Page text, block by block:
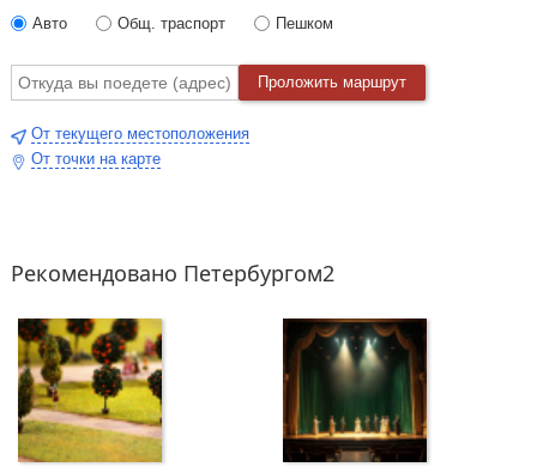
Авто Общ. траспорт Пешком
Проложить маршрут
От текущего местоположения
От точки на карте
Рекомендовано Петербургом2